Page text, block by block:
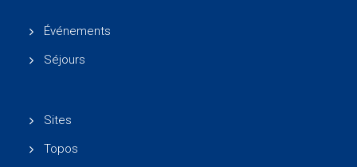
Événements
Séjours
Sites
Topos